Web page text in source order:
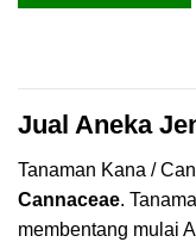
Jual Aneka
Tanaman Kana /
Cannaceae.
membentang mulai